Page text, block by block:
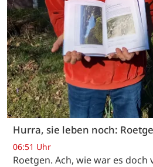
Hurra, sie leben noch:
06:51 Uhr
Roetgen. Ach, wie war es doch